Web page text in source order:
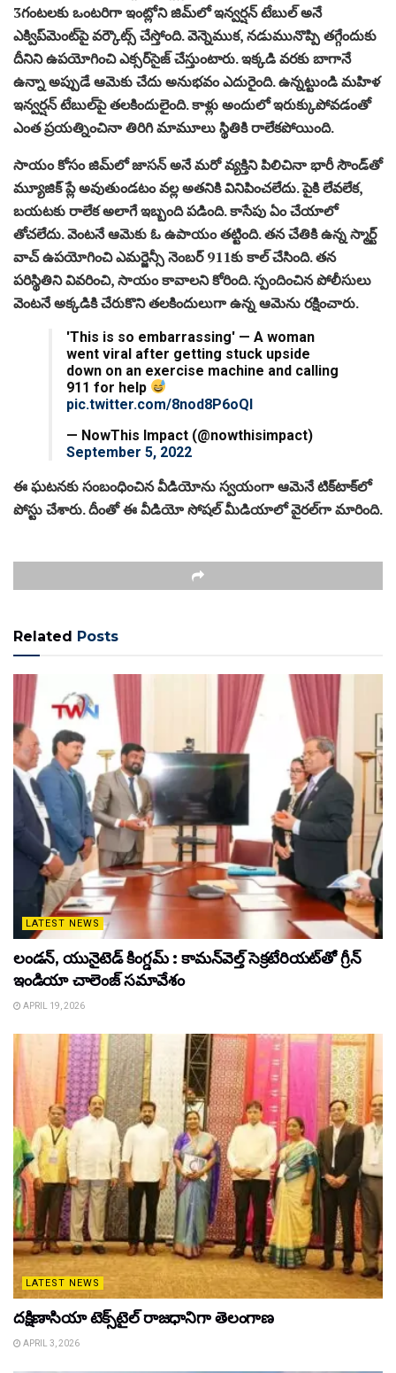
3గంటలకు ఒంటరిగా ఇంట్లోని జిమ్‌లో ఇన్వర్షన్ టేబుల్‌ అనే
ఎక్విప్‌మెంట్‌పై వర్కౌట్స్‌ చేస్తోంది. వెన్నెముక, నడుమునొప్పి తగ్గేందుకు
దీనిని ఉపయోగించి ఎక్సర్‌సైజ్ చేస్తుంటారు. ఇక్కడి వరకు బాగానే
ఉన్నా అప్పుడే ఆమెకు చేదు అనుభవం ఎదురైంది. ఉన్నట్టుండి మహిళ
ఇన్వర్షన్ టేబుల్‌పై తలకిందులైంది. కాళ్లు అందులో ఇరుక్కుపోవడంతో
ఎంత ప్రయత్నించినా తిరిగి మామూలు స్థితికి రాలేకపోయింది.
సాయం కోసం జిమ్‌లో జాసన్‌ అనే మరో వ్యక్తిని పిలిచినా భారీ సౌండ్‌తో
మ్యూజిక్‌ ప్లే అవుతుండటం వల్ల అతనికి వినిపించలేదు. పైకి లేవలేక,
బయటకు రాలేక అలాగే ఇబ్బంది పడింది. కాసేపు ఏం చేయాలో
తోచలేదు. వెంటనే ఆమెకు ఓ ఉపాయం తట్టింది. తన చేతికి ఉన్న స్మార్ట్‌
వాచ్‌ ఉపయోగించి ఎమర్జెన్సీ నెంబర్‌ 911కు కాల్‌ చేసింది. తన
పరిస్థితిని వివరించి, సాయం కావాలని కోరింది. స్పందించిన పోలీసులు
వెంటనే అక్కడికి చేరుకొని తలకిందులుగా ఉన్న ఆమెను రక్షించారు.
'This is so embarrassing' — A woman
went viral after getting stuck upside
down on an exercise machine and calling
911 for help
pic.twitter.com/8nod8P6oQl
— NowThis Impact (@nowthisimpact)
September 5, 2022
ఈ ఘటనకు సంబంధించిన వీడియోను స్వయంగా ఆమెనే టిక్‌టాక్‌లో
పోస్టు చేశారు. దీంతో ఈ వీడియో సోషల్ మీడియాలో వైరల్‌గా మారింది.
Related Posts
LATEST NEWS
లండన్, యునైటెడ్ కింగ్డమ్ : కామన్‌వెల్త్ సెక్రటేరియట్‌తో గ్రీన్
ఇండియా చాలెంజ్ సమావేశం
APRIL 19, 2026
LATEST NEWS
దక్షిణాసియా టెక్స్‌టైల్ రాజధానిగా తెలంగాణ
APRIL 3, 2026